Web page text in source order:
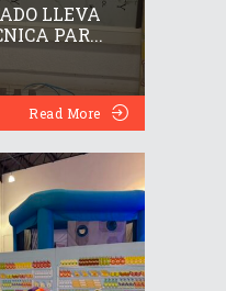
LLEVA
PAR...
Read More